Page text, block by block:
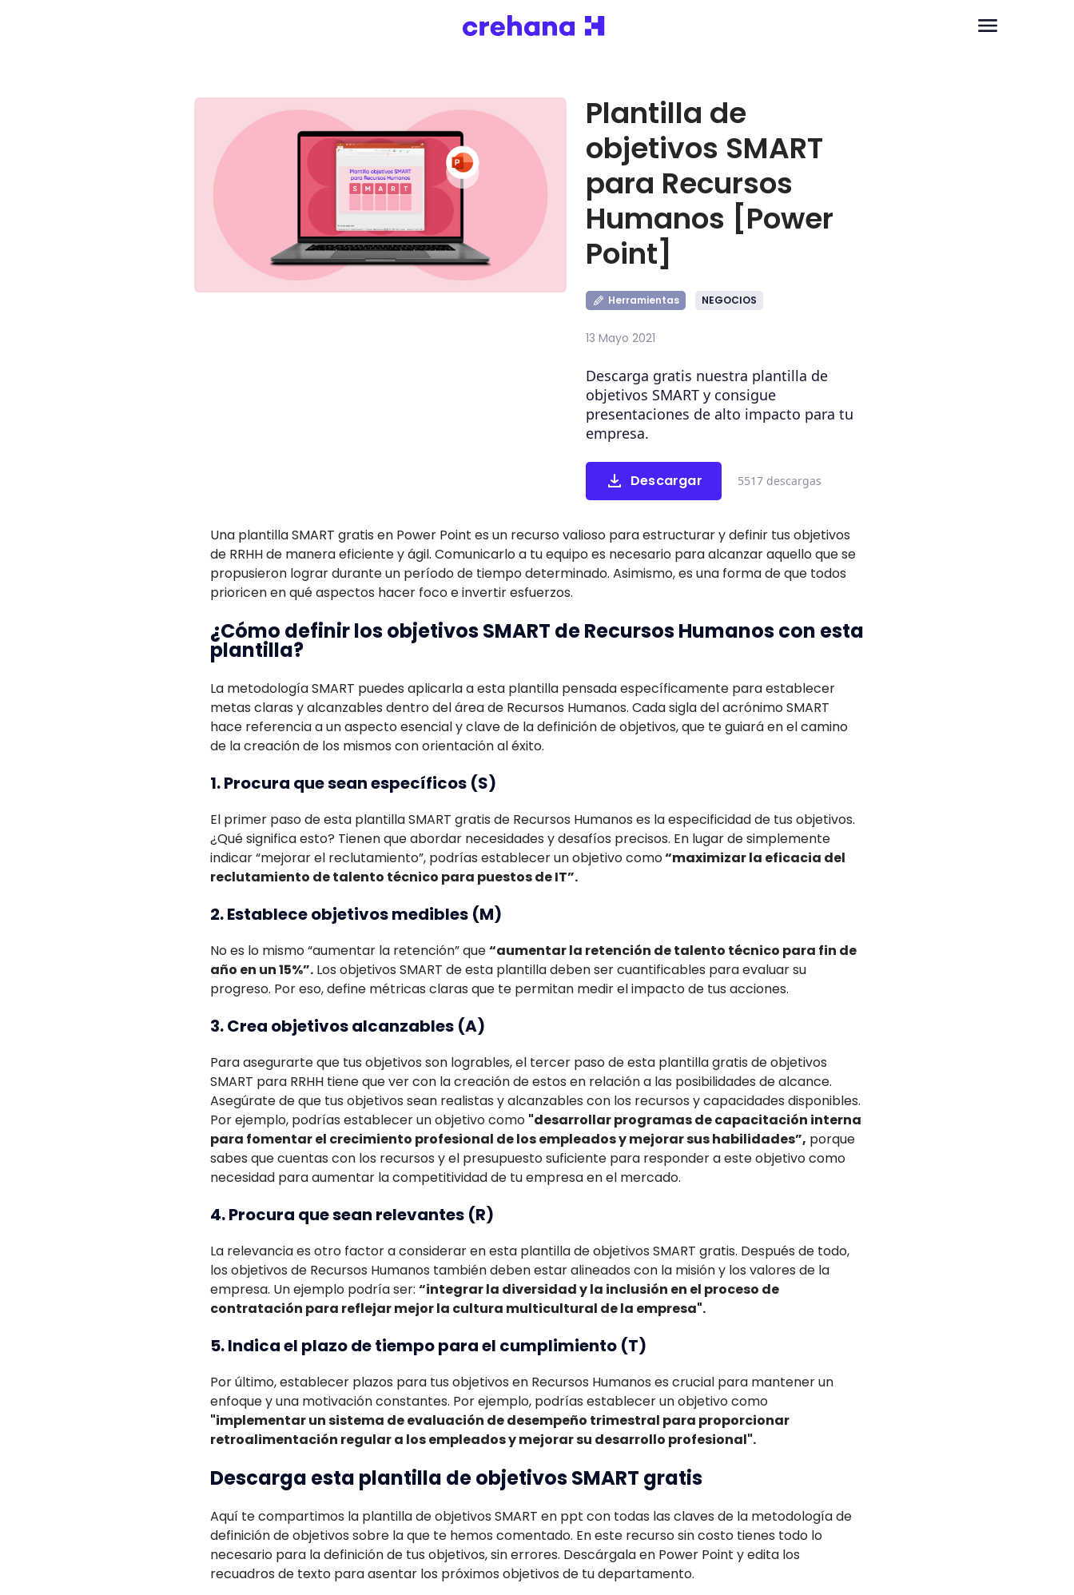
Plantilla de
objetivos SMART
para Recursos
Humanos [Power
Point]
Herramientas NEGOCIOS
13 Mayo 2021
Descarga gratis nuestra plantilla de
objetivos SMART y consigue
presentaciones de alto impacto para tu
empresa.
Descargar 5517 descargas
Una plantilla SMART gratis en Power Point es un recurso valioso para estructurar y definir tus objetivos
de RRHH de manera eficiente y ágil. Comunicarlo a tu equipo es necesario para alcanzar aquello que se
propusieron lograr durante un período de tiempo determinado. Asimismo, es una forma de que todos
prioricen en qué aspectos hacer foco e invertir esfuerzos.
¿Cómo definir los objetivos SMART de Recursos Humanos con esta
plantilla?
La metodología SMART puedes aplicarla a esta plantilla pensada específicamente para establecer
metas claras y alcanzables dentro del área de Recursos Humanos. Cada sigla del acrónimo SMART
hace referencia a un aspecto esencial y clave de la definición de objetivos, que te guiará en el camino
de la creación de los mismos con orientación al éxito.
1. Procura que sean específicos (S)
El primer paso de esta plantilla SMART gratis de Recursos Humanos es la especificidad de tus objetivos.
¿Qué significa esto? Tienen que abordar necesidades y desafíos precisos. En lugar de simplemente
indicar “mejorar el reclutamiento”, podrías establecer un objetivo como“maximizar la eficacia del
reclutamiento de talento técnico para puestos de IT”.
2. Establece objetivos medibles (M)
No es lo mismo “aumentar la retención” que“aumentar la retención de talento técnico para fin de
año en un 15%”. Los objetivos SMART de esta plantilla deben ser cuantificables para evaluar su
progreso. Por eso, define métricas claras que te permitan medir el impacto de tus acciones.
3. Crea objetivos alcanzables (A)
Para asegurarte que tus objetivos son logrables, el tercer paso de esta plantilla gratis de objetivos
SMART para RRHH tiene que ver con la creación de estos en relación a las posibilidades de alcance.
Asegúrate de que tus objetivos sean realistas y alcanzables con los recursos y capacidades disponibles.
Por ejemplo, podrías establecer un objetivo como "desarrollar programas de capacitación interna
para fomentar el crecimiento profesional de los empleados y mejorar sus habilidades”, porque
sabes que cuentas con los recursos y el presupuesto suficiente para responder a este objetivo como
necesidad para aumentar la competitividad de tu empresa en el mercado.
4. Procura que sean relevantes (R)
La relevancia es otro factor a considerar en esta plantilla de objetivos SMART gratis. Después de todo,
los objetivos de Recursos Humanos también deben estar alineados con la misión y los valores de la
empresa. Un ejemplo podría ser: “integrar la diversidad y la inclusión en el proceso de
contratación para reflejar mejor la cultura multicultural de la empresa".
5. Indica el plazo de tiempo para el cumplimiento (T)
Por último, establecer plazos para tus objetivos en Recursos Humanos es crucial para mantener un
enfoque y una motivación constantes. Por ejemplo, podrías establecer un objetivo como
"implementar un sistema de evaluación de desempeño trimestral para proporcionar
retroalimentación regular a los empleados y mejorar su desarrollo profesional".
Descarga esta plantilla de objetivos SMART gratis
Aquí te compartimos la plantilla de objetivos SMART en ppt con todas las claves de la metodología de
definición de objetivos sobre la que te hemos comentado. En este recurso sin costo tienes todo lo
necesario para la definición de tus objetivos, sin errores. Descárgala en Power Point y edita los
recuadros de texto para asentar los próximos objetivos de tu departamento.